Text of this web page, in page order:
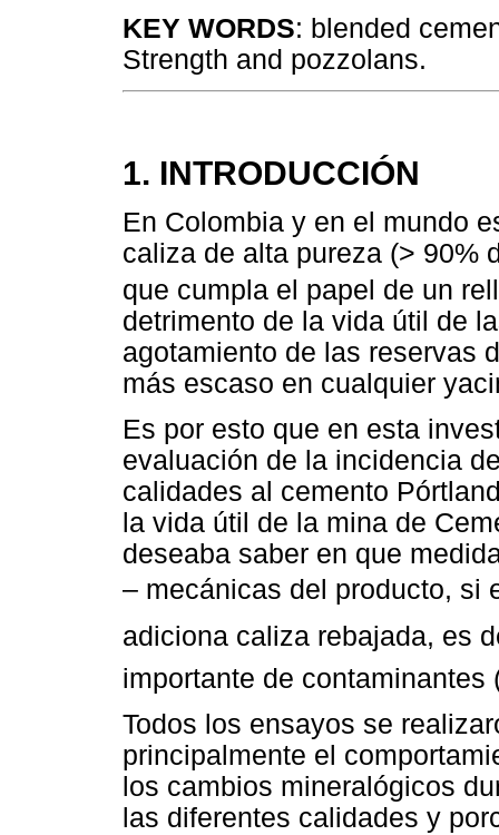
KEY WORDS: blended
Strength and pozzolans.
1. INTRODUCCIÓN
En Colombia y en el mundo
caliza de alta pureza (> 90%
que cumpla el papel de un
detrimento de la vida útil de
agotamiento de las reservas
más escaso en cualquier
Es por esto que en esta
evaluación de la incidencia
calidades al cemento
la vida útil de la mina de
deseaba saber en que
– mecánicas del producto, si
adiciona caliza rebajada,
importante de contaminantes
Todos los ensayos se
principalmente el
los cambios mineralógicos
las diferentes calidades y